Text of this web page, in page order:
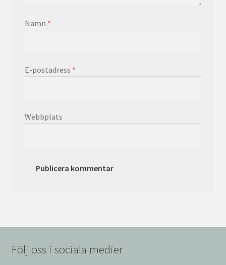
Namn *
E-postadress *
Webbplats
Följ oss i sociala medier